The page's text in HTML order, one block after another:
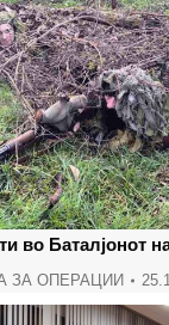
во Баталјонот
ЗА ОПЕРАЦИИ